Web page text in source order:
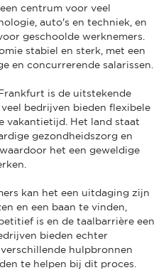
centrum voor veel
auto's en techniek, en
geschoolde werknemers.
stabiel en sterk, met een
en concurrerende salarissen.
is de uitstekende
bedrijven bieden flexibele
vakantietijd. Het land staat
gezondheidszorg en
het een geweldige
kan het een uitdaging zijn
en een baan te vinden,
is en de taalbarrière een
bieden echter
hulpbronnen
te helpen bij dit proces.